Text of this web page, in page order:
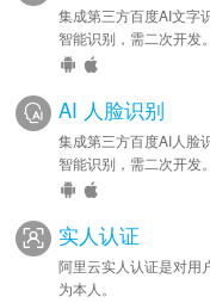
集成第三方百度AI文字
智能识别，需二次开发。
AI 人脸识别
集成第三方百度AI人脸
智能识别，需二次开发。
实人认证
阿里云实人认证是对用
为本人。